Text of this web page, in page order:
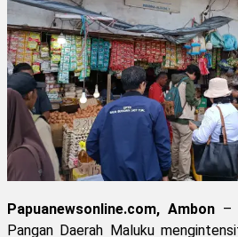
Papuanewsonline.com, Ambon–
Pangan Daerah Maluku